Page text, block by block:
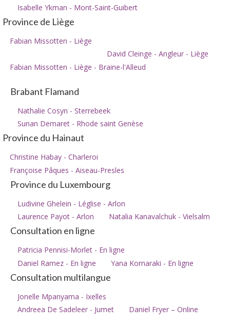
Isabelle Ykman - Mont-Saint-Guibert
Province de Liège
Fabian Missotten - Liège
David Cleinge - Angleur - Liège
Fabian Missotten - Liège - Braine-l'Alleud
Brabant Flamand
Nathalie Cosyn - Sterrebeek
Sunan Demaret - Rhode saint Genèse
Province du Hainaut
Christine Habay - Charleroi
Françoise Pâques - Aiseau-Presles
Province du Luxembourg
Ludivine Ghelein - Léglise - Arlon
Laurence Payot - Arlon
Natalia Kanavalchuk - Vielsalm
Consultation en ligne
Patricia Pennisi-Morlet - En ligne
Daniel Ramez - En ligne
Yana Kornaraki - En ligne
Consultation multilangue
Jonelle Mpanyama - Ixelles
Andreea De Sadeleer - Jumet
Daniel Fryer – Online